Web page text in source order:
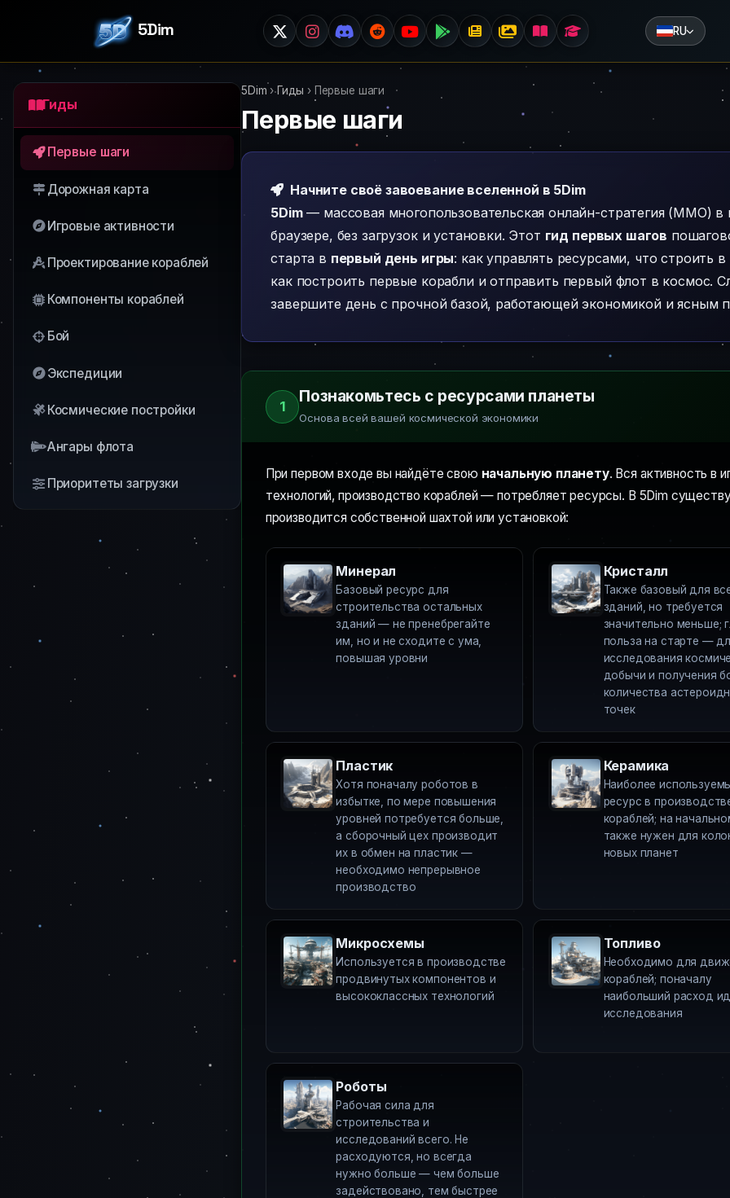
5Dim RU
Гиды
Первые шаги
Дорожная карта
Игровые активности
Проектирование кораблей
Компоненты кораблей
Бой
Экспедиции
Космические постройки
Ангары флота
Приоритеты загрузки
5Dim › Гиды › Первые шаги
Первые шаги
Начните своё завоевание вселенной в 5Dim
5Dim— массовая многопользовательская онлайн-стратегия (MMO)
браузере, без загрузок и установки. Этот гид первых шагов
старта в первый день игры: как управлять ресурсами, что строить
как построить первые корабли и отправить первый флот в космос.
завершите день с прочной базой, работающей экономикой и ясным
1
Познакомьтесь с ресурсами планеты
Основа всей вашей космической экономики
При первом входе вы найдёте свою начальную планету. Вся активность в
технологий, производство кораблей — потребляет ресурсы. В 5Dim
производится собственной шахтой или установкой:
Минерал
Базовый ресурс для
строительства остальных
зданий — не пренебрегайте
им, но и не сходите с ума,
повышая уровни
Кристалл
Также базовый для
зданий, но требуется
значительно меньше;
польза на старте —
исследования
добычи и получения
количества
точек
Пластик
Хотя поначалу роботов в
избытке, по мере повышения
уровней потребуется больше,
а сборочный цех производит
их в обмен на пластик —
необходимо непрерывное
производство
Керамика
Наиболее
ресурс в
кораблей; на
также нужен для
новых планет
Микросхемы
Используется в производстве
продвинутых компонентов и
высококлассных технологий
Топливо
Необходимо для
кораблей; поначалу
наибольший расход
исследования
Роботы
Рабочая сила для
строительства и
исследований всего. Не
расходуются, но всегда
нужно больше — чем больше
задействовано, тем быстрее